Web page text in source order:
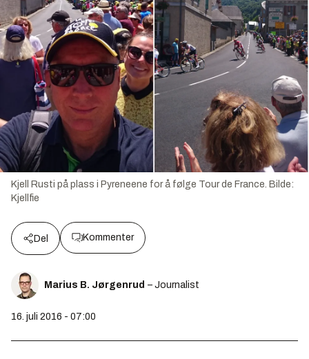
Kjell Rusti på plass i Pyreneene for å følge Tour de France. Bilde:
Kjellfie
Del Kommenter
Marius B. Jørgenrud – Journalist
16. juli 2016 - 07:00